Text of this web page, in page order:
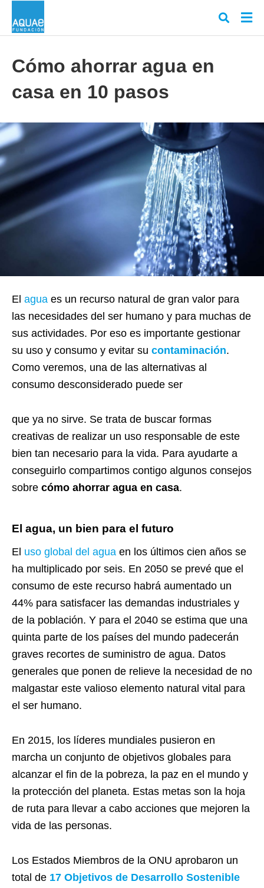
y
Cómo ahorrar agua en
casa en 10 pasos
El agua es un recurso natural de gran valor para
las necesidades del ser humano y para muchas de
sus actividades. Por eso es importante gestionar
su uso y consumo y evitar su contaminación.
Como veremos, una de las alternativas al
consumo desconsiderado puede ser
que ya no sirve. Se trata de buscar formas
creativas de realizar un uso responsable de este
bien tan necesario para la vida. Para ayudarte a
conseguirlo compartimos contigo algunos consejos
sobre cómo ahorrar agua en casa.
El agua, un bien para el futuro
El uso global del agua en los últimos cien años se
ha multiplicado por seis. En 2050 se prevé que el
consumo de este recurso habrá aumentado un
44% para satisfacer las demandas industriales y
de la población. Y para el 2040 se estima que una
quinta parte de los países del mundo padecerán
graves recortes de suministro de agua. Datos
generales que ponen de relieve la necesidad de no
malgastar este valioso elemento natural vital para
el ser humano.
En 2015, los líderes mundiales pusieron en
marcha un conjunto de objetivos globales para
alcanzar el fin de la pobreza, la paz en el mundo y
la protección del planeta. Estas metas son la hoja
de ruta para llevar a cabo acciones que mejoren la
vida de las personas.
Los Estados Miembros de la ONU aprobaron un
total de 17 Objetivos de Desarrollo Sostenible